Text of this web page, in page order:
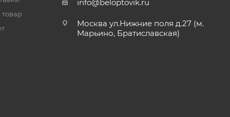
info@beloptovik.ru
Москва ул.Нижние поля д.27 (м.
Марьино, Братиславская)